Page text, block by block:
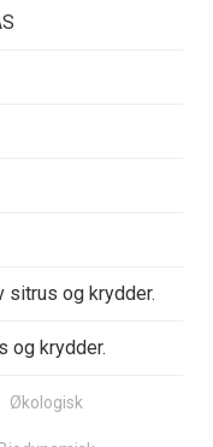
sitrus og krydder.
og krydder.
Økologisk